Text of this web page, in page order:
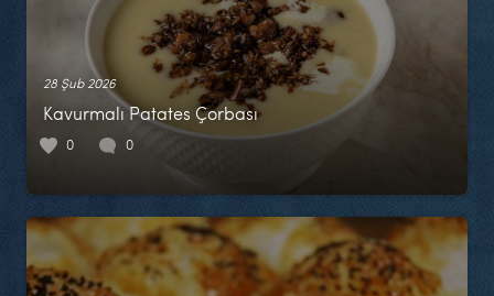
28 Şub 2026
Kavurmalı Patates Çorbası
0 0